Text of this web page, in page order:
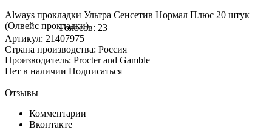
Always прокладки Ультра Сенсетив Нормал Плюс 20 штук
(Олвейс прокладки)
Голосов: 23
Артикул: 21407975
Страна производства: Россия
Производитель: Procter and Gamble
Нет в наличии Подписаться
Отзывы
Комментарии
Вконтакте